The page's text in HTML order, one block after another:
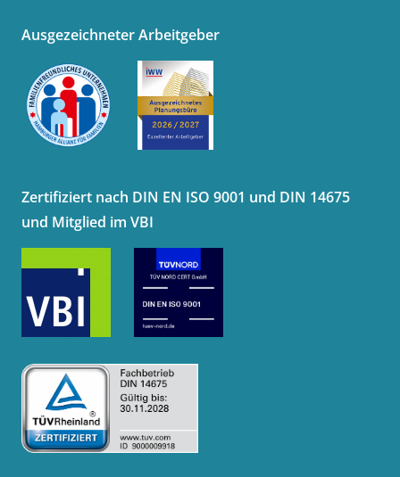
Ausgezeichneter Arbeitgeber
Zertifiziert nach DIN EN ISO 9001 und DIN 14675
und Mitglied im VBI